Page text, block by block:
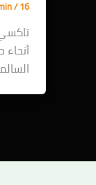
/16 سبتمبر، 2025